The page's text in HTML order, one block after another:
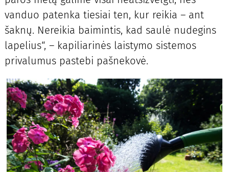
vanduo patenka tiesiai ten, kur reikia – ant
šaknų. Nereikia baimintis, kad saulė nudegins
lapelius“, – kapiliarinės laistymo sistemos
privalumus pastebi pašnekovė.